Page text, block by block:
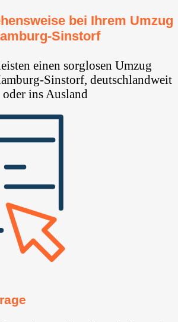
bei Ihrem Umzug
Sinstorf
einen sorglosen Umzug
Sinstorf, deutschlandweit
oder ins Ausland